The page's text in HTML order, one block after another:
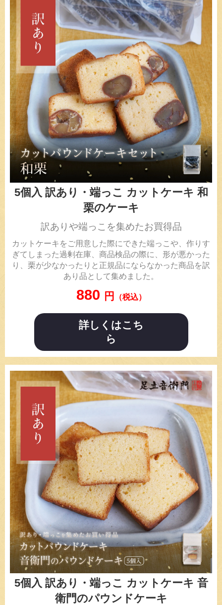
5個入 訳あり・端っこ カットケーキ 和
栗のケーキ
訳ありや端っこを集めたお買得品
カットケーキをご用意した際にできた端っこや、作りす
ぎてしまった過剰在庫、商品検品の際に、形が悪かった
り、栗が少なかったりと正規品にならなかった商品を訳
あり品として集めました。
880 円 （税込）
詳しくはこち
ら
5個入 訳あり・端っこ カットケーキ 音
衛門のパウンドケーキ